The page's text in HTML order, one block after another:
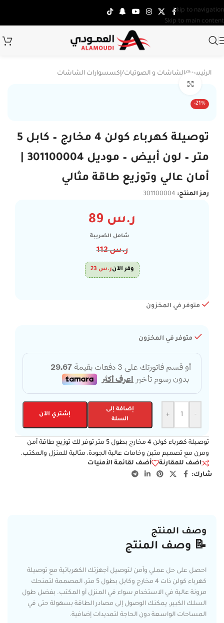
Skip to navigation
Skip to main content
الرئيسية/الشاشات و الصوتيات/إكسسوارات الشاشات
-21%
توصيلة كهرباء كولن 4 مخارج – كابل 5
أمان عالي وتوزيع طاقة مثالي
رمز المنتج: 301100004
ر.س
شامل الضريبة
ر.س112
وفر الآنر.س
متوفر في المخزون
متوفر في المخزون
-
+
إضافة إلى
السلة
إشتري الآن
توصيلة كهرباء كولن 4 مخارج بطول 5 متر توفر لك توزيع طاقة آمن
ومرن مع تصميم متين وخامات عالية الجودة، مثالية للمنزل والمكتب.
اضف للمقارنة
أضف لقائمة الأمنيات
شارك:
وصف المنتج
📝 وصف المنتج
احصل على حل عملي وآمن لتوصيل أجهزتك الكهربائية مع توصيلة
كهرباء كولن ذات 4 مخارج وكابل بطول 5 متر، المصممة لتمنحك
مرونة عالية في الاستخدام سواء في المنزل أو المكتب. بفضل طول
السلك الكبير، يمكنك الوصول إلى مصادر الطاقة بسهولة حتى في
المساحات الواسعة دون الحاجة لتمديدات إضافية.